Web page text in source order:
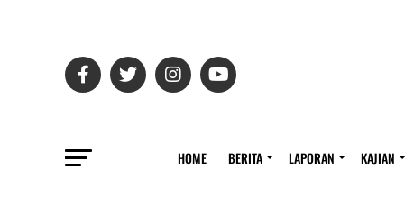
HOME BERITA LAPORAN KAJIAN